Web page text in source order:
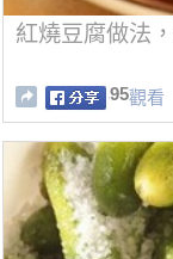
紅燒豆腐做法
95觀看